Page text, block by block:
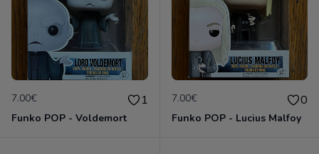
7.00€ 1
Funko POP - Voldemort
7.00€ 0
Funko POP - Lucius Malfoy